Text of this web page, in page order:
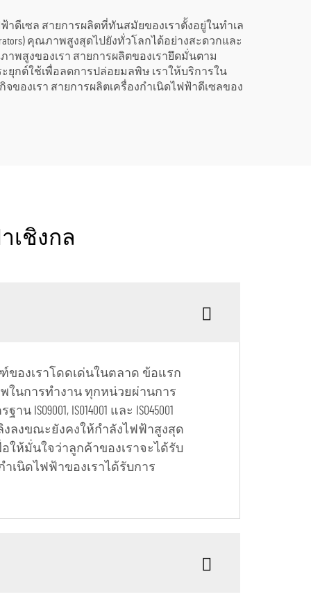
ดไฟฟ้าดีเซล สายการผลิตที่ทันสมัยของเราตั้งอยู่ในทำเล
คุณภาพสูงสุดไปยังทั่วโลกได้อย่างสะดวกและ
พสูงของเรา สายการผลิตของเรายึดมั่นตาม
ะยุกต์ใช้เพื่อลดการปล่อยมลพิษ เราให้บริการใน
องเรา สายการผลิตเครื่องกำเนิดไฟฟ้าดีเซลของ
เชิงกล
องเราโดดเด่นในตลาด ข้อแรก
นการทำงาน ทุกหน่วยผ่านการ
ISO14001 และ ISO45001
งลงขณะยังคงให้กำลังไฟฟ้าสูงสุด
ห้มั่นใจว่าลูกค้าของเราจะได้รับ
เนิดไฟฟ้าของเราได้รับการ